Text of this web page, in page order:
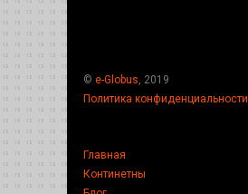
© e-Globus , 2019
Политика конфиденциальности
Главная
Континетны